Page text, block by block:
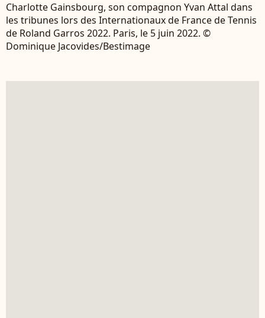
Charlotte Gainsbourg, son compagnon Yvan Attal dans
les tribunes lors des Internationaux de France de Tennis
de Roland Garros 2022. Paris, le 5 juin 2022. ©
Dominique Jacovides/Bestimage